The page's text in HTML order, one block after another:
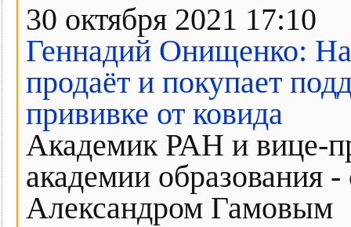
30 октября 2021 17:10
Геннадий Онищенко:
продаёт и покупает
прививке от ковида
Академик РАН и вице-
академии образования
Александром Гамовым